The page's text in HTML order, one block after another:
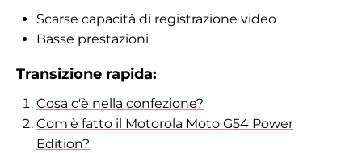
Scarse capacità di registrazione video
Basse prestazioni
Transizione rapida:
Cosa c'è nella confezione?
Com'è fatto il Motorola Moto G54 Power
Edition?